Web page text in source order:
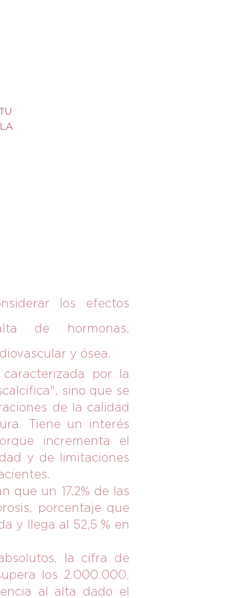
los efectos
de hormonas,
y ósea.
por la
sino que se
de la calidad
Tiene un interés
incrementa el
y de limitaciones
que un 17,2% de las
porcentaje que
y llega al 52,5 % en
la cifra de
los 2.000.000,
al alta dado el